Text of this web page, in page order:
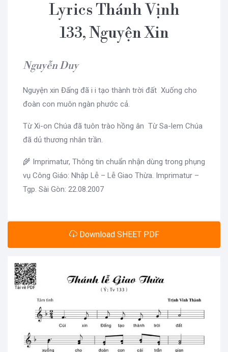
Lyrics Thánh Vịnh
133, Nguyện Xin
Nguyễn Duy
Nguyện xin Đấng đã i i tạo thành trời đất Xuống cho
đoàn con muôn ngàn phước cả.
Từ Xi-on Chúa đã tuôn trào hồng ân Từ Sa-lem Chúa
đã dủ thương nhân trần.
🌾 Imprimatur, Thông tin chuẩn nhận dùng trong phụng
vụ Công Giáo: Nhập Lễ – Lễ Giao Thừa. Imprimatur –
Tgp. Sài Gòn: 22.08.2007
Download SHEET PDF